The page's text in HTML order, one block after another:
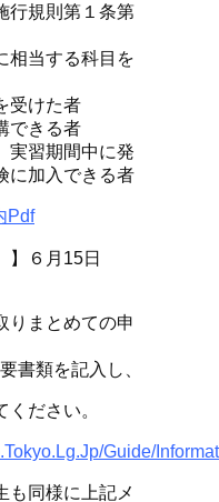
行規則第１条第
相当する科目を
受けた者
できる者
実習期間中に発
に加入できる者
pdf
】６月15日
りまとめての申
書類を記入し、
ださい。
guide/
同様に上記メ